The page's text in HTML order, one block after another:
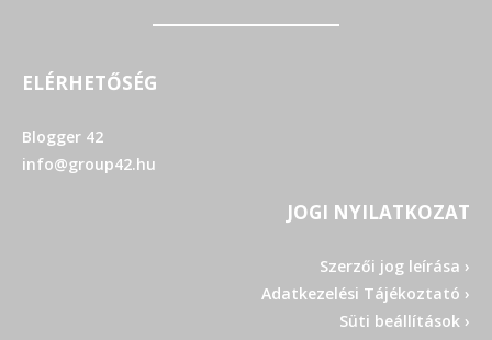
ELÉRHETŐSÉG
Blogger 42
info@group42.hu
JOGI NYILATKOZAT
Szerzői jog leírása ›
Adatkezelési Tájékoztató ›
Süti beállítások ›